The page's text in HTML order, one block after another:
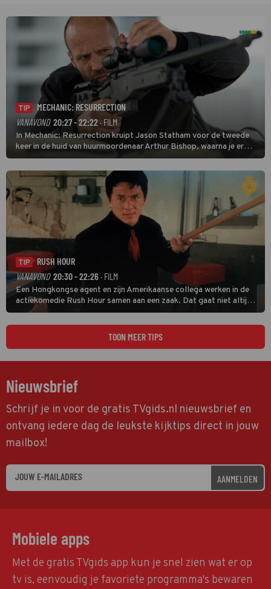
TIP
MECHANIC: RESURRECTION
VANAVOND 20:27 - 22:22· FILM
In Mechanic: Resurrection kruipt Jason Statham voor de tweede
keer in de huid van huurmoordenaar Arthur Bishop, waarna je er
donder op kunt zeggen dat er van Bishops geplande pensioen niet
veel terechtkomt.
TIP
RUSH HOUR
VANAVOND 20:30 - 22:26 · FILM
Een Hongkongse agent en zijn Amerikaanse collega werken in de
actiekomedie Rush Hour samen aan een zaak. Dat gaat niet altijd
van een leien dakje.
TOON MEER TIPS
Nieuwsbrief
Schrijf je in voor de gratis TVgids.nl nieuwsbrief en
ontvang iedere dag de leukste kijktips direct in jouw
mailbox!
AANMELDEN
Mobiele apps
Met de gratis TVgids app kun je snel zien wat er op
tv is, eenvoudig je favoriete programma's bewaren